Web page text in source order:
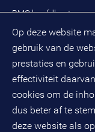
Op deze website
gebruik van de
prestaties en
effectiviteit
cookies om de
dus beter af te
deze website als
Evenementen
BMC hoofdkantoor
(033) 496 52 00
Databankweg 26 D
3821 ALAmersfoort
Postbus 490
3800 AL Amersfoort
KvK-nummer:
BTW-nummer: